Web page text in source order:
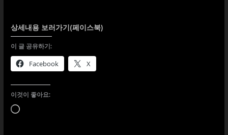
상세내용 보러가기(페이스북)
이 글 공유하기:
Facebook X
이것이 좋아요:
로